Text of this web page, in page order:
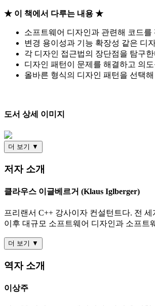
★ 이 책에서 다루는 내용 ★
소프트웨어 디자인과 관련해 코드
변경 용이성과 기능 확장성 같은 디
각 디자인 접근법의 장단점을 탐구한
디자인 패턴이 문제를 해결하고 의
올바른 형식의 디자인 패턴을 선택
도서 상세 이미지
더 보기 ▼
저자 소개
클라우스 이글베르거 (Klaus Iglberger)
프리랜서 C++ 강사이자 컨설턴트다. 전
이후 대규모 소프트웨어 디자인과 소프트
더 보기 ▼
역자 소개
이상주